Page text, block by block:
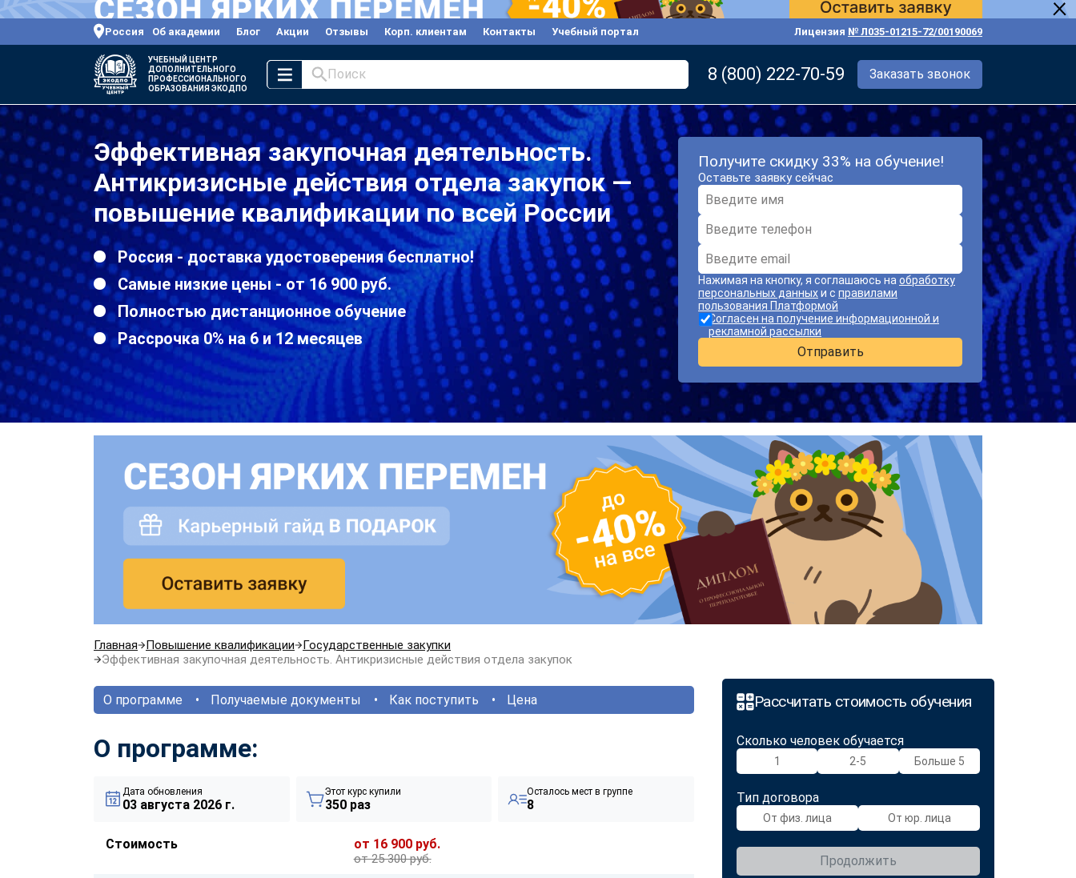
Россия Об академии Блог Акции Отзывы Корп. клиентам Контакты Учебный портал Лицензия № Л035-01215-72/00190069
УЧЕБНЫЙ ЦЕНТР
ДОПОЛНИТЕЛЬНОГО
ПРОФЕССИОНАЛЬНОГО
ОБРАЗОВАНИЯ ЭКОДПО
Поиск 8 (800) 222-70-59 Заказать звонок
Эффективная закупочная деятельность.
Антикризисные действия отдела закупок —
повышение квалификации по всей России
Россия - доставка удостоверения бесплатно!
Самые низкие цены - от 16 900 руб.
Полностью дистанционное обучение
Рассрочка 0% на 6 и 12 месяцев
Получите скидку 33% на обучение!
Оставьте заявку сейчас
Нажимая на кнопку, я соглашаюсь на обработку
персональных данныхи с правилами
пользования Платформой
Согласен на получение информационной и
рекламной рассылки
Отправить
Главная Повышение квалификации
Государственные закупки
Эффективная закупочная деятельность. Антикризисные действия отдела закупок
Рассчитать стоимость обучения
Сколько человек обучается
1 2-5 Больше 5
Тип договора
От физ. лица От юр. лица
Продолжить
О программе Получаемые документы Как поступить Цена
О программе:
Дата обновления
03 августа 2026 г.
Этот курс купили
350 раз
Осталось мест в группе
8
Стоимость от 16 900 руб.
от 25 300 руб.